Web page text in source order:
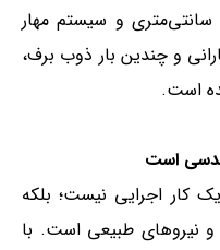
درجه با ستون‌های مورب، عمق ۱۱۰ سانتی‌متری و سیستم مهار
و چندین بار ذوب برف،
است.
است
کار اجرایی نیست؛ بلکه
و نیروهای طبیعی است. با